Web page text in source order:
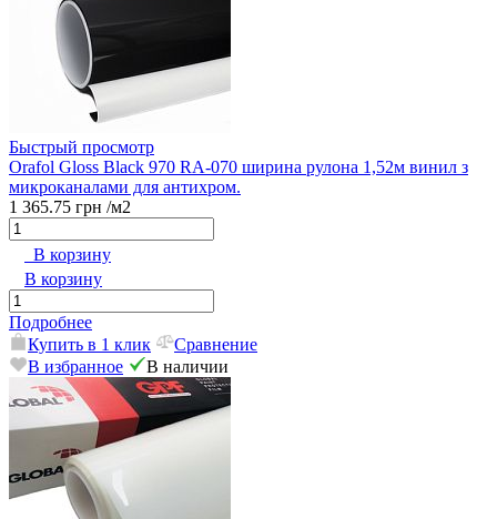
Быстрый просмотр
Orafol Gloss Black 970 RA-070 ширина рулона 1,52м винил з
микроканалами для антихром.
1 365.75 грн /м2
В корзину
В корзину
Подробнее
Купить в 1 клик
Сравнение
В избранное
В наличии